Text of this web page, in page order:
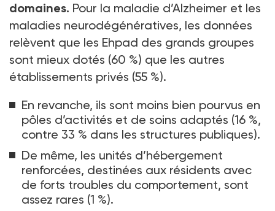
domaines. Pour la maladie d’Alzheimer et les
maladies neurodégénératives, les données
relèvent que les Ehpad des grands groupes
sont mieux dotés (60 %) que les autres
établissements privés (55 %).
En revanche, ils sont moins bien pourvus en
pôles d’activités et de soins adaptés (16 %,
contre 33 % dans les structures publiques).
De même, les unités d’hébergement
renforcées, destinées aux résidents avec
de forts troubles du comportement, sont
assez rares (1 %).